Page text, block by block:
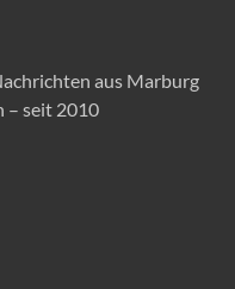
aus Marburg
– seit 2010